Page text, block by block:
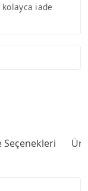
iade
Seçenekleri